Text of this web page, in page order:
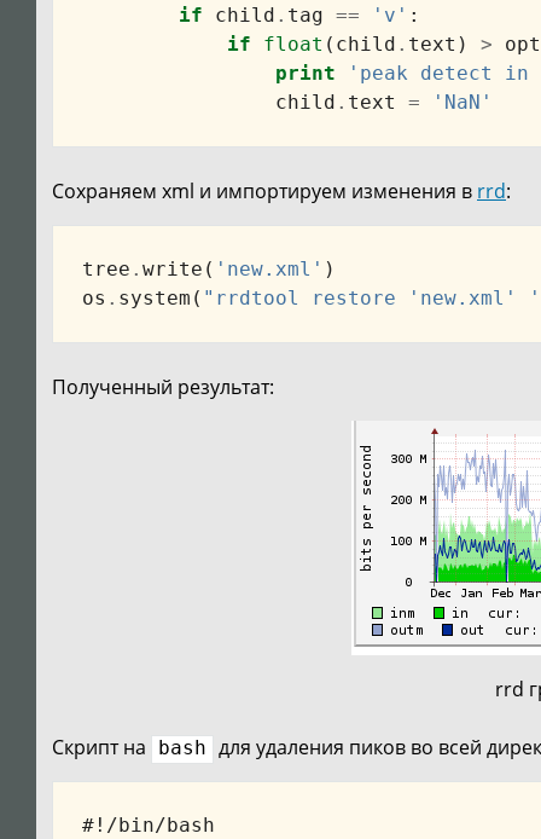
if
child . tag == 'v' :
if
float ( child . text ) >
print
'peak detect in
child . text = 'NaN'
Сохраняем xml и импортируем изменения в rrd:
tree . write ( 'new.xml' )
os . system ( "rrdtool restore 'new.xml' '
Полученный результат:
rrd
Скрипт на bash для удаления пиков во всей
#!/bin/bash